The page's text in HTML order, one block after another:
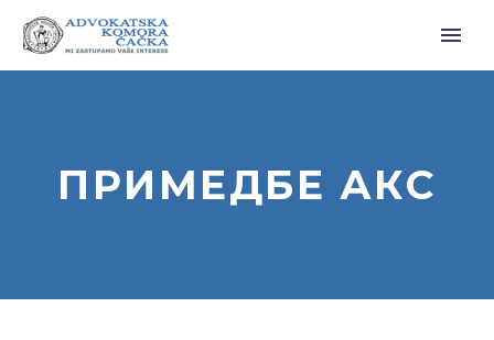
ПРИМЕДБЕ АКС